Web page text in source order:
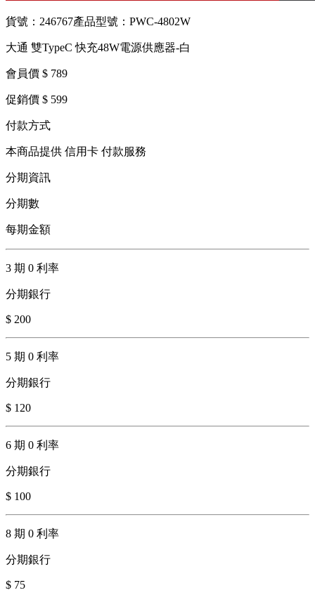
貨號：246767產品型號：PWC-4802W
大通 雙TypeC 快充48W電源供應器-白
會員價 $ 789
促銷價 $ 599
付款方式
本商品提供 信用卡 付款服務
分期資訊
分期數
每期金額
3 期 0 利率
分期銀行
$ 200
5 期 0 利率
分期銀行
$ 120
6 期 0 利率
分期銀行
$ 100
8 期 0 利率
分期銀行
$ 75